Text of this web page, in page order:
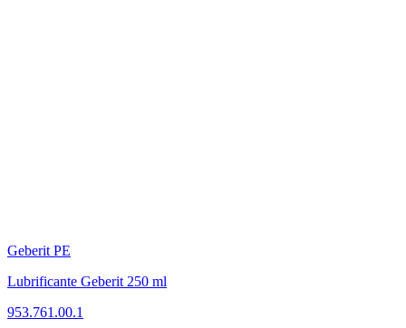
Geberit PE
Lubrificante Geberit 250 ml
953.761.00.1